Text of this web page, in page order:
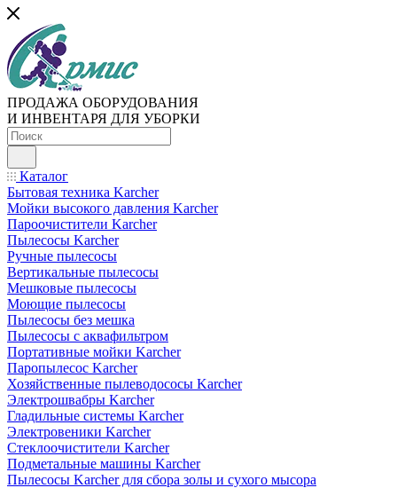
ПРОДАЖА ОБОРУДОВАНИЯ
И ИНВЕНТАРЯ ДЛЯ УБОРКИ
Каталог
Бытовая техника Karcher
Мойки высокого давления Karcher
Пароочистители Karcher
Пылесосы Karcher
Ручные пылесосы
Вертикальные пылесосы
Мешковые пылесосы
Моющие пылесосы
Пылесосы без мешка
Пылесосы с аквафильтром
Портативные мойки Karcher
Паропылесос Karcher
Хозяйственные пылеводососы Karcher
Электрошвабры Karcher
Гладильные системы Karcher
Электровеники Karcher
Стеклоочистители Karcher
Подметальные машины Karcher
Пылесосы Karcher для сбора золы и сухого мысора